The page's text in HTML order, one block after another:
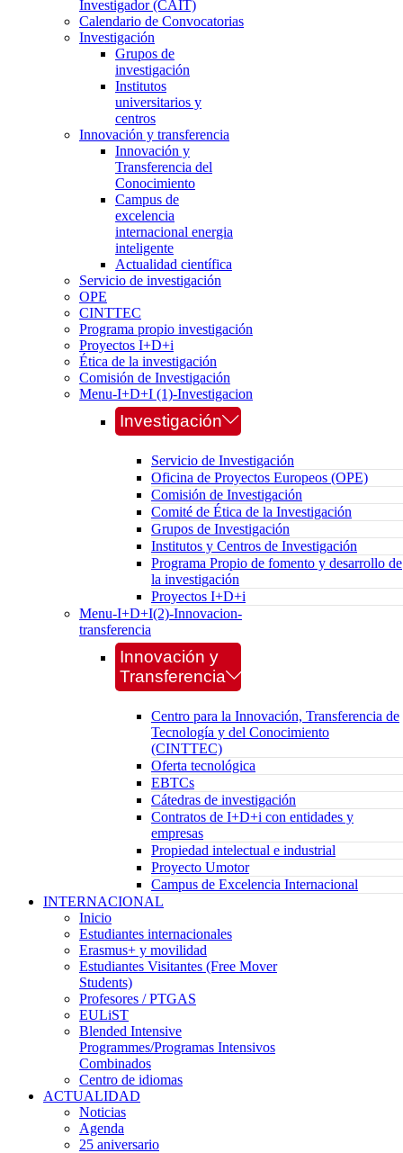
Investigador (CAIT)
Calendario de Convocatorias
Investigación
Grupos de
investigación
Institutos
universitarios y
centros
Innovación y transferencia
Innovación y
Transferencia del
Conocimiento
Campus de
excelencia
internacional energia
inteligente
Actualidad científica
Servicio de investigación
OPE
CINTTEC
Programa propio investigación
Proyectos I+D+i
Ética de la investigación
Comisión de Investigación
Menu-I+D+I (1)-Investigacion
Investigación
Servicio de Investigación
Oficina de Proyectos Europeos (OPE)
Comisión de Investigación
Comité de Ética de la Investigación
Grupos de Investigación
Institutos y Centros de Investigación
Programa Propio de fomento y desarrollo de
la investigación
Proyectos I+D+i
Menu-I+D+I(2)-Innovacion-
transferencia
Innovación y
Transferencia
Centro para la Innovación, Transferencia de
Tecnología y del Conocimiento
(CINTTEC)
Oferta tecnológica
EBTCs
Cátedras de investigación
Contratos de I+D+i con entidades y
empresas
Propiedad intelectual e industrial
Proyecto Umotor
Campus de Excelencia Internacional
INTERNACIONAL
Inicio
Estudiantes internacionales
Erasmus+ y movilidad
Estudiantes Visitantes (Free Mover
Students)
Profesores / PTGAS
EULiST
Blended Intensive
Programmes/Programas Intensivos
Combinados
Centro de idiomas
ACTUALIDAD
Noticias
Agenda
25 aniversario